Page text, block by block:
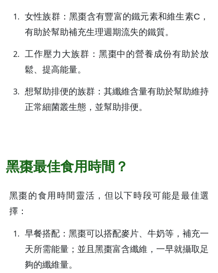
女性族群：黑棗含有豐富的鐵元素和維生素C，
有助於幫助補充生理週期流失的鐵質。
工作壓力大族群：黑棗中的營養成份有助於放
鬆、提高能量。
想幫助排便的族群：其纖維含量有助於幫助維持
正常細菌叢生態，並幫助排便。
黑棗最佳食用時間？
黑棗的食用時間靈活，但以下時段可能是最佳選
擇：
早餐搭配：黑棗可以搭配麥片、牛奶等，補充一
天所需能量；並且黑棗富含纖維，一早就攝取足
夠的纖維量。